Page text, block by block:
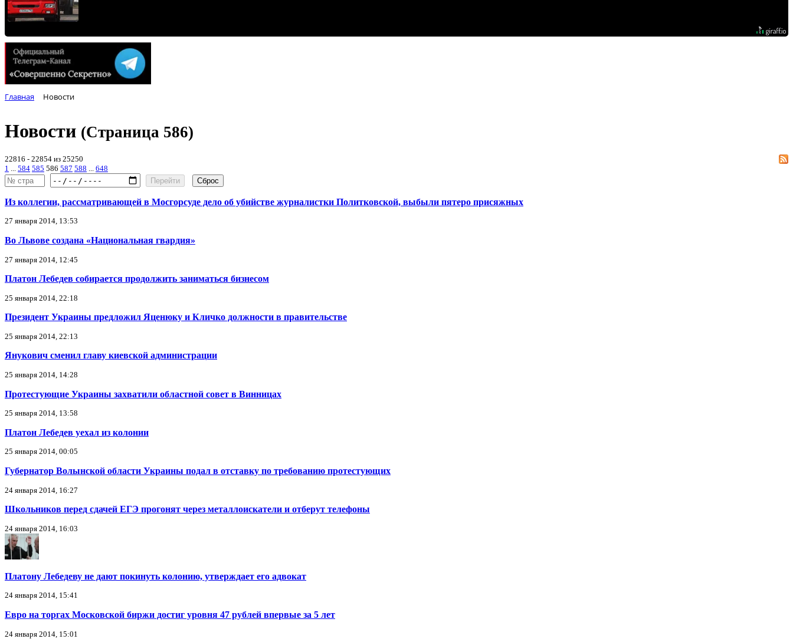
Главная Новости
Новости (Страница 586)
22816 - 22854 из 25250
1 ... 584 585 586 587 588 ... 648
Перейти
Сброс
Из коллегии, рассматривающей в Мосгорсуде дело об убийстве журналистки Политковской, выбыли пятеро присяжных
27 января 2014, 13:53
Во Львове создана «Национальная гвардия»
27 января 2014, 12:45
Платон Лебедев собирается продолжить заниматься бизнесом
25 января 2014, 22:18
Президент Украины предложил Яценюку и Кличко должности в правительстве
25 января 2014, 22:13
Янукович сменил главу киевской администрации
25 января 2014, 14:28
Протестующие Украины захватили областной совет в Винницах
25 января 2014, 13:58
Платон Лебедев уехал из колонии
25 января 2014, 00:05
Губернатор Волынской области Украины подал в отставку по требованию протестующих
24 января 2014, 16:27
Школьников перед сдачей ЕГЭ прогонят через металлоискатели и отберут телефоны
24 января 2014, 16:03
Платону Лебедеву не дают покинуть колонию, утверждает его адвокат
24 января 2014, 15:41
Евро на торгах Московской биржи достиг уровня 47 рублей впервые за 5 лет
24 января 2014, 15:01